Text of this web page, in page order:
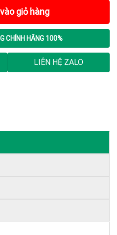
giỏ hàng
CHÍNH HÃNG 100%
LIÊN HỆ ZALO